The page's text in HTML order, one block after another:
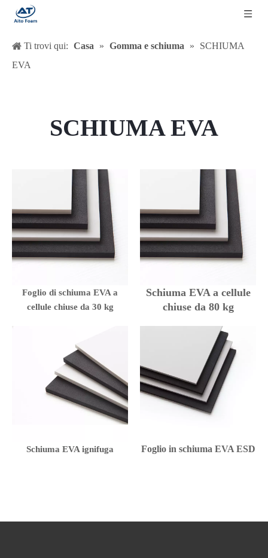
Ti trovi qui: Casa » Gomma e schiuma »
SCHIUMA
EVA
SCHIUMA EVA
Foglio di schiuma EVA a
cellule chiuse da 30 kg
Schiuma EVA a cellule
chiuse da 80 kg
Schiuma EVA ignifuga Foglio in schiuma EVA ESD